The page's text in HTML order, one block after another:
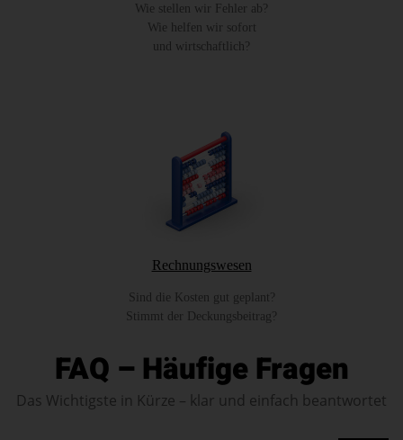
Wie stellen wir Fehler ab?
Wie helfen wir sofort
und wirtschaftlich?
Rechnungswesen
Sind die Kosten gut geplant?
Stimmt der Deckungsbeitrag?
FAQ – Häufige Fragen
Das Wichtigste in Kürze – klar und einfach beantwortet